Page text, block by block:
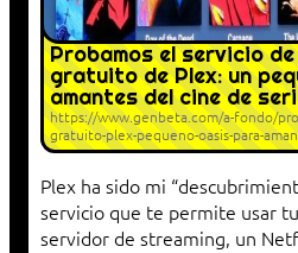
Probamos el servicio
gratuito de Plex: un
amantes del cine de
https://www.genbeta.com/a-fondo/
gratuito-plex-pequeno-oasis-para-
Plex ha sido mi
servicio que te permite usar
servidor de streaming, un